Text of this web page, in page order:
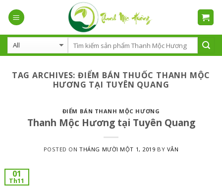
TAG ARCHIVES: ĐIỂM BÁN THUỐC THANH MỘC
HƯƠNG TẠI TUYÊN QUANG
ĐIỂM BÁN THANH MỘC HƯƠNG
Thanh Mộc Hương tại Tuyên Quang
POSTED ONTHÁNG MƯỜI MỘT 1, 2019 BY VÂN
01
Th11